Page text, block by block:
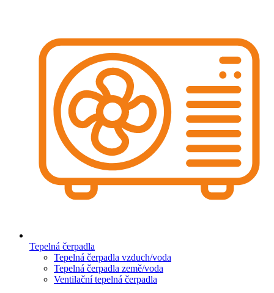
Tepelná čerpadla
Tepelná čerpadla vzduch/voda
Tepelná čerpadla země/voda
Ventilační tepelná čerpadla